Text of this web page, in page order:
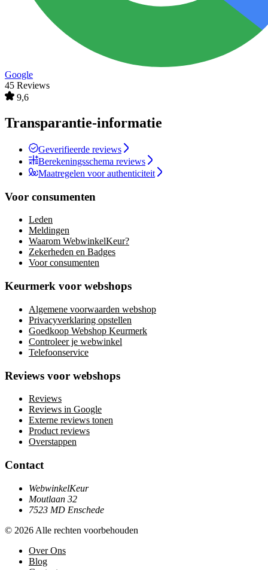
Google
45 Reviews
9,6
Transparantie-informatie
Geverifieerde reviews
Berekeningsschema reviews
Maatregelen voor authenticiteit
Voor consumenten
Leden
Meldingen
Waarom WebwinkelKeur?
Zekerheden en Badges
Voor consumenten
Keurmerk voor webshops
Algemene voorwaarden webshop
Privacyverklaring opstellen
Goedkoop Webshop Keurmerk
Controleer je webwinkel
Telefoonservice
Reviews voor webshops
Reviews
Reviews in Google
Externe reviews tonen
Product reviews
Overstappen
Contact
WebwinkelKeur
Moutlaan 32
7523 MD Enschede
© 2026 Alle rechten voorbehouden
Over Ons
Blog